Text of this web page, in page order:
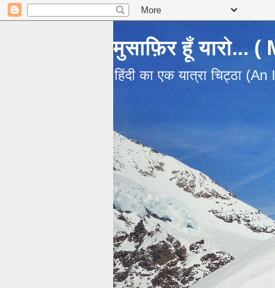
मुसाफ़िर हूँ यारो...
हिंदी का एक यात्रा चिट्ठा